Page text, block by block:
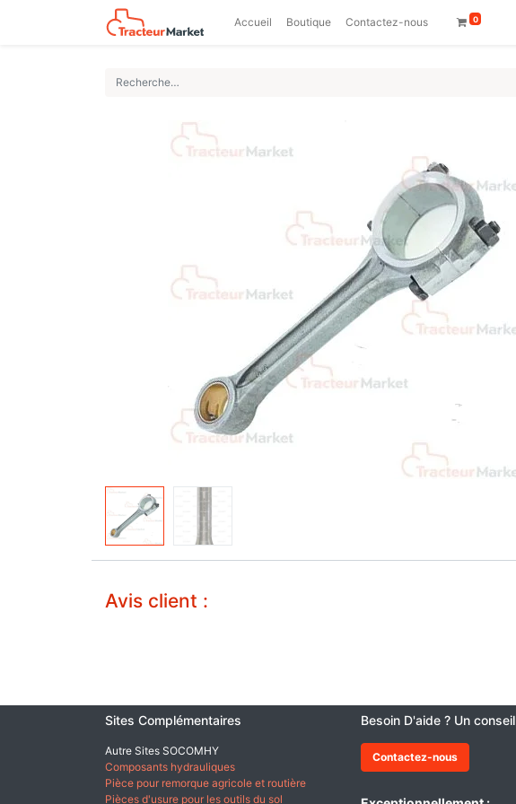
Accueil Boutique Contactez-nous 0
Avis client :
Sites Complémentaires
Autre Sites SOCOMHY
Composants hydrauliques
Pièce pour remorque agricole et routière
Pièces d'usure pour les outils du sol
Besoin D'aide ? Un conseil
Contactez-nous